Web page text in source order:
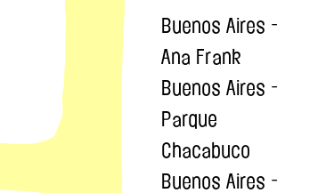
Buenos Aires -
Ana Frank
Buenos Aires -
Parque
Chacabuco
Buenos Aires -